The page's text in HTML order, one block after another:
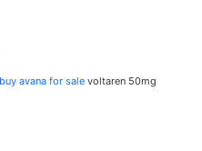
buy avana for sale voltaren 50mg